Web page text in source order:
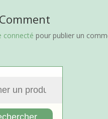
connecté pour publier un